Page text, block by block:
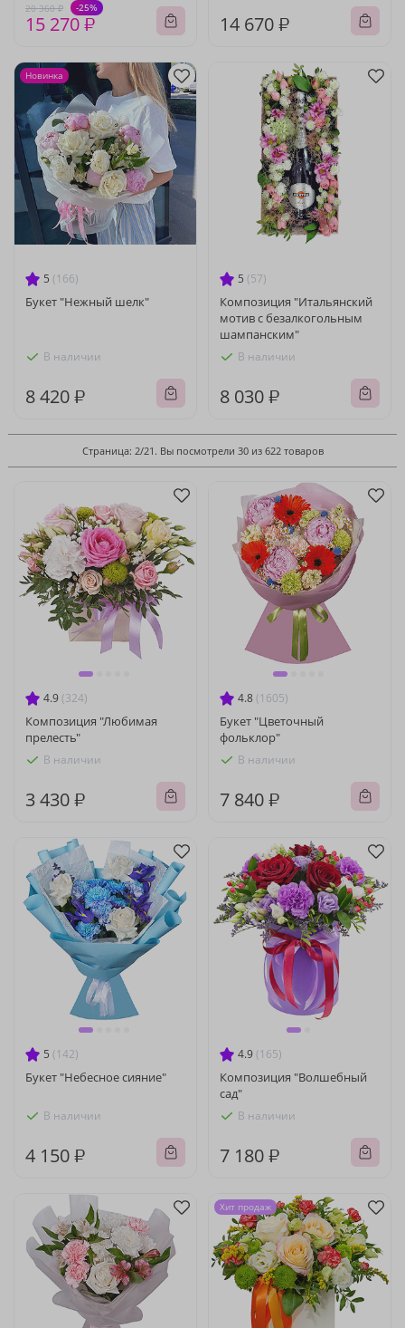
20 360 ₽ -25%
15 270 ₽ 14 670 ₽
5 (166)
Букет "Нежный шелк"
В наличии
8 420 ₽
Новинка
5 (57)
Композиция "Итальянский
мотив с безалкогольным
шампанским"
В наличии
8 030 ₽
Страница: 2/21. Вы посмотрели 30 из 622 товаров
4.9 (324)
Композиция "Любимая
прелесть"
В наличии
3 430 ₽
4.8 (1605)
Букет "Цветочный
фольклор"
В наличии
7 840 ₽
5 (142)
Букет "Небесное сияние"
В наличии
4 150 ₽
4.9 (165)
Композиция "Волшебный
сад"
В наличии
7 180 ₽
Хит продаж